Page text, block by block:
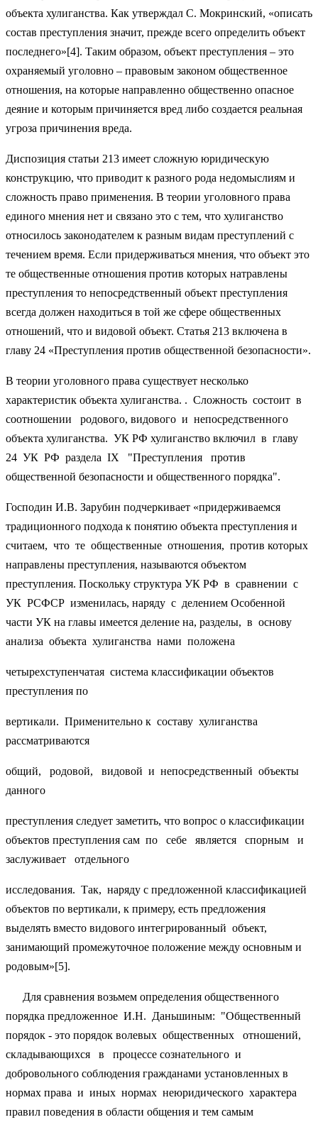
объекта хулиганства. Как утверждал С. Мокринский, «описать
состав преступления значит, прежде всего определить объект
последнего»[4]. Таким образом, объект преступления – это
охраняемый уголовно – правовым законом общественное
отношения, на которые направленно общественно опасное
деяние и которым причиняется вред либо создается реальная
угроза причинения вреда.
Диспозиция статьи 213 имеет сложную юридическую
конструкцию, что приводит к разного рода недомыслиям и
сложность право применения. В теории уголовного права
единого мнения нет и связано это с тем, что хулиганство
относилось законодателем к разным видам преступлений с
течением время. Если придерживаться мнения, что объект это
те общественные отношения против которых натравлены
преступления то непосредственный объект преступления
всегда должен находиться в той же сфере общественных
отношений, что и видовой объект. Статья 213 включена в
главу 24 «Преступления против общественной безопасности».
В теории уголовного права существует несколько
характеристик объекта хулиганства. . Сложность состоит в
соотношении родового, видового и непосредственного
объекта хулиганства. УК РФ хулиганство включил в главу
24 УК РФ раздела IX "Преступления против
общественной безопасности и общественного порядка".
Господин И.В. Зарубин подчеркивает «придерживаемся
традиционного подхода к понятию объекта преступления и
считаем, что те общественные отношения, против которых
направлены преступления, называются объектом
преступления. Поскольку структура УК РФ в сравнении с
УК РСФСР изменилась, наряду с делением Особенной
части УК на главы имеется деление на, разделы, в основу
анализа объекта хулиганства нами положена
четырехступенчатая система классификации объектов
преступления по
вертикали. Применительно к составу хулиганства
рассматриваются
общий, родовой, видовой и непосредственный объекты
данного
преступления следует заметить, что вопрос о классификации
объектов преступления сам по себе является спорным и
заслуживает отдельного
исследования. Так, наряду с предложенной классификацией
объектов по вертикали, к примеру, есть предложения
выделять вместо видового интегрированный объект,
занимающий промежуточное положение между основным и
родовым»[5].
Для сравнения возьмем определения общественного
порядка предложенное И.Н. Даньшиным: "Общественный
порядок - это порядок волевых общественных отношений,
складывающихся в процессе сознательного и
добровольного соблюдения гражданами установленных в
нормах права и иных нормах неюридического характера
правил поведения в области общения и тем самым